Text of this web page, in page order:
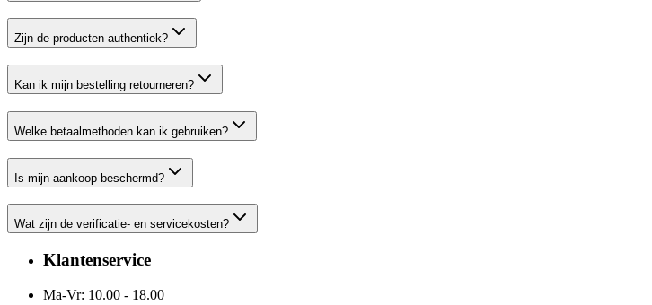
Zijn de producten authentiek?
Kan ik mijn bestelling retourneren?
Welke betaalmethoden kan ik gebruiken?
Is mijn aankoop beschermd?
Wat zijn de verificatie- en servicekosten?
Klantenservice
Ma-Vr: 10.00 - 18.00